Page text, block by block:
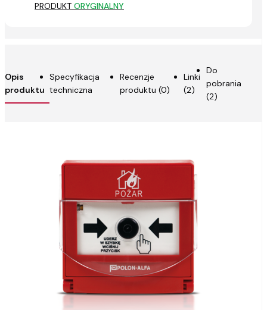
PRODUKT ORYGINALNY
Opis
produktu
Linki
(2)
Do
pobrania
(2)
Specyfikacja
techniczna
Recenzje
produktu (0)